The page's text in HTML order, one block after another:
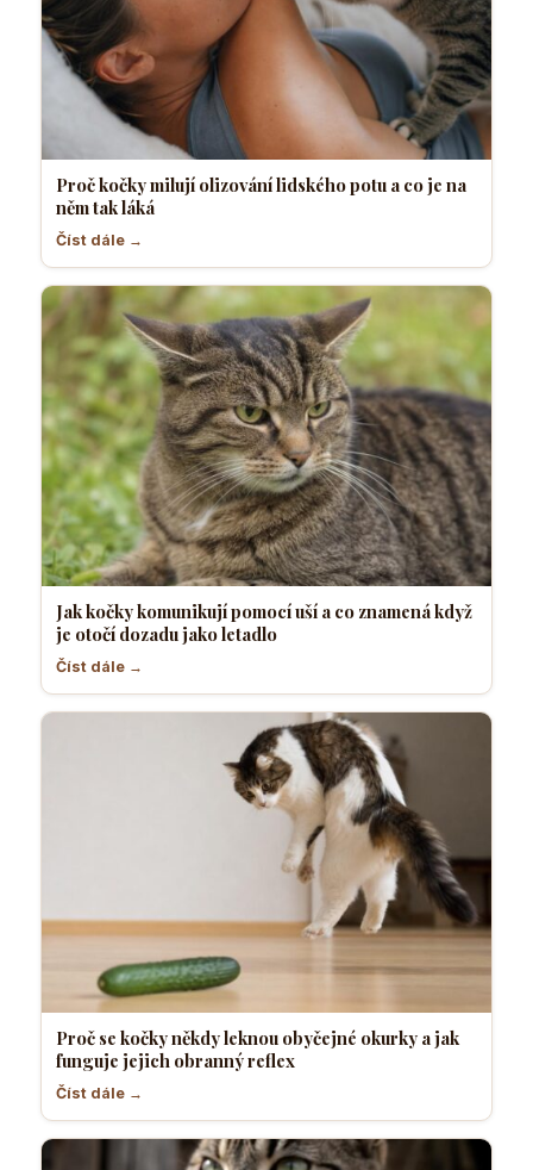
Proč kočky milují olizování lidského potu a co je na
něm tak láká
Číst dále →
Jak kočky komunikují pomocí uší a co znamená když
je otočí dozadu jako letadlo
Číst dále →
Proč se kočky někdy leknou obyčejné okurky a jak
funguje jejich obranný reflex
Číst dále →